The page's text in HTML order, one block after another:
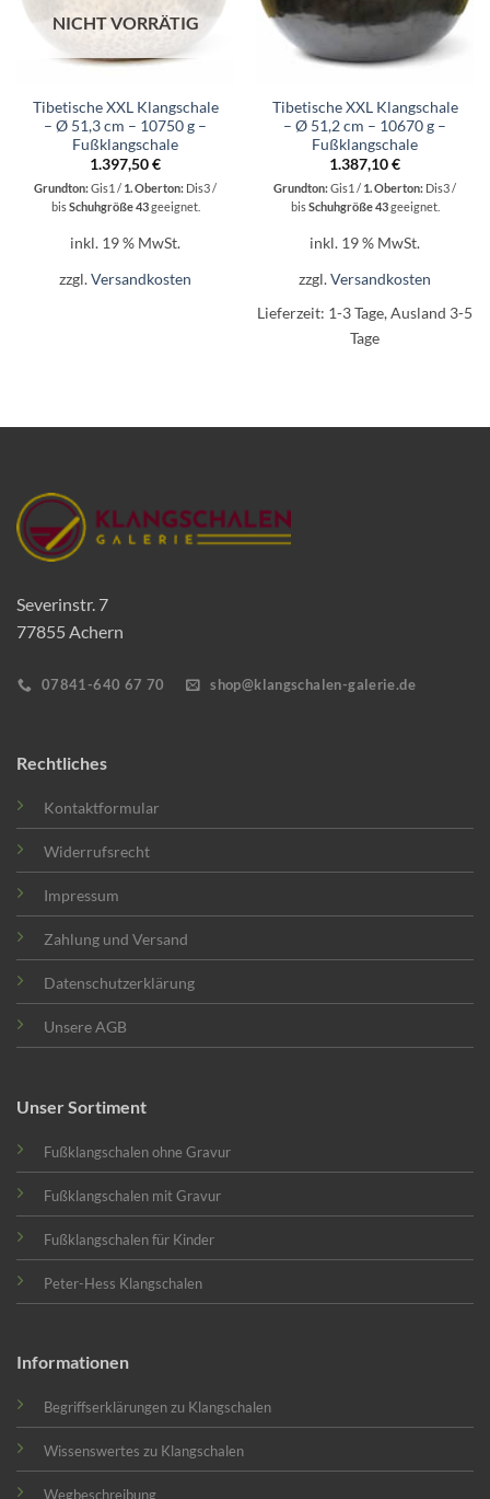
NICHT VORRÄTIG
Tibetische XXL Klangschale
– Ø 51,3 cm – 10750 g –
Fußklangschale
1.397,50€
Grundton:Gis1 / 1. Oberton: Dis3 /
bisSchuhgröße 43geeignet.
inkl. 19 % MwSt.
zzgl.Versandkosten
Tibetische XXL Klangschale
– Ø 51,2 cm – 10670 g –
Fußklangschale
1.387,10€
Grundton:Gis1 / 1. Oberton: Dis3 /
bisSchuhgröße 43geeignet.
inkl. 19 % MwSt.
zzgl.Versandkosten
Lieferzeit: 1-3 Tage, Ausland 3-5
Tage
Severinstr. 7
77855 Achern
07841-640 67 70 shop@klangschalen-galerie.de
Rechtliches
Kontaktformular
Widerrufsrecht
Impressum
Zahlung und Versand
Datenschutzerklärung
Unsere AGB
Unser Sortiment
Fußklangschalen ohne Gravur
Fußklangschalen mit Gravur
Fußklangschalen für Kinder
Peter-Hess Klangschalen
Informationen
Begriffserklärungen zu Klangschalen
Wissenswertes zu Klangschalen
Wegbeschreibung